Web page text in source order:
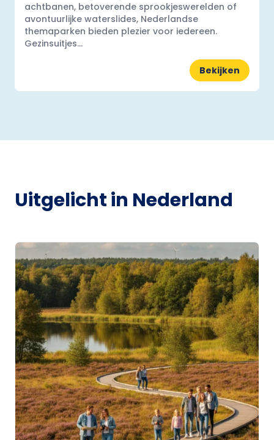
achtbanen, betoverende sprookjeswerelden of
avontuurlijke waterslides, Nederlandse
themaparken bieden plezier voor iedereen.
Gezinsuitjes...
Bekijken
Uitgelicht in Nederland